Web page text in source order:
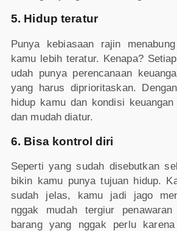
5. Hidup teratur
Punya kebiasaan rajin
kamu lebih teratur. Kenapa?
udah punya perencanaan
yang harus diprioritaskan.
hidup kamu dan kondisi
dan mudah diatur.
6. Bisa kontrol diri
Seperti yang sudah disebutkan
bikin kamu punya tujuan hidup.
sudah jelas, kamu jadi jago
nggak mudah tergiur
barang yang nggak perlu